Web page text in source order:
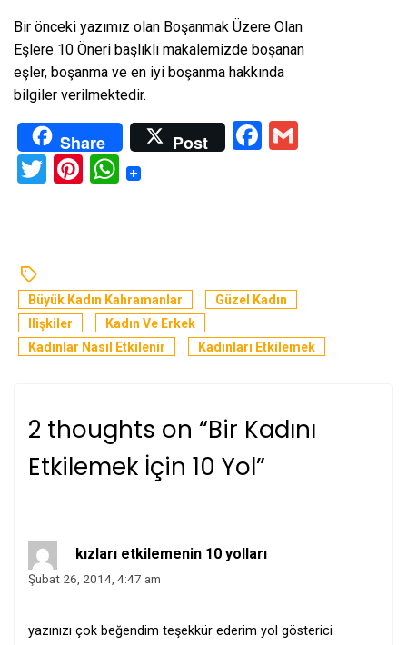
Bir önceki yazımız olan Boşanmak Üzere Olan
Eşlere 10 Öneri başlıklı makalemizde boşanan
eşler, boşanma ve en iyi boşanma hakkında
bilgiler verilmektedir.
Share Post Facebook
Twitter
Pinterest
WhatsApp
Büyük Kadın Kahramanlar
Güzel Kadın
Ilişkiler
Kadın Ve Erkek
Kadınlar Nasıl Etkilenir
Kadınları Etkilemek
2 thoughts on “Bir Kadını
Etkilemek İçin 10 Yol”
kızları etkilemenin 10 yolları
Şubat 26, 2014, 4:47 am
yazınızı çok beğendim teşekkür ederim yol gösterici